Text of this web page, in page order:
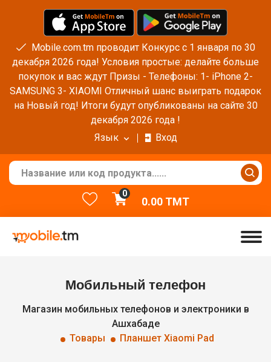
Mobile.com.tm проводит Конкурс с 1 января по 30
декабря 2026 года! Условия простые: делайте больше
покупок и вас ждут Призы - Телефоны: 1- iPhone 2-
SAMSUNG 3- XIAOMI Отличный шанс выиграть подарок
на Новый год! Итоги будут опубликованы на сайте 30
декабря 2026 года !
Язык
Вход
0
0.00TMT
Мобильный телефон
Магазин мобильных телефонов и электроники в
Ашхабаде
Товары
Планшет Xiaomi Pad